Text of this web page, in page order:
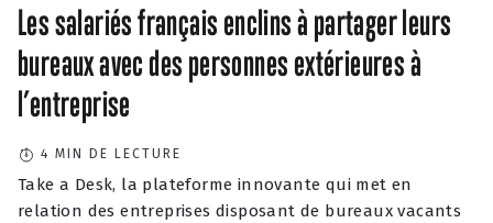
Les salariés français enclins à partager leurs
bureaux avec des personnes extérieures à
l’entreprise
4 MIN DE LECTURE
Take a Desk, la plateforme innovante qui met en
relation des entreprises disposant de bureaux vacants